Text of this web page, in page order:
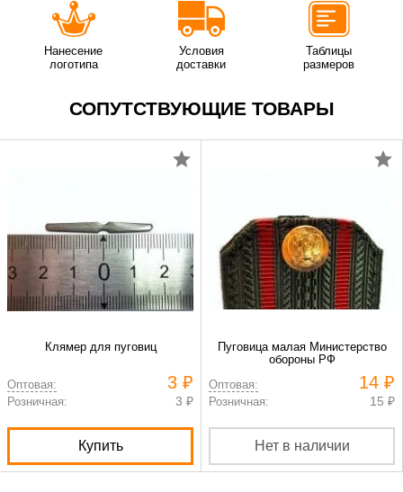
Нанесение
логотипа
Условия
доставки
Таблицы
размеров
СОПУТСТВУЮЩИЕ ТОВАРЫ
Клямер для пуговиц
Оптовая: 3 ₽
Розничная: 3 ₽
Купить
Пуговица малая Министерство
обороны РФ
Оптовая:
14 ₽
Розничная: 15 ₽
Нет в наличии